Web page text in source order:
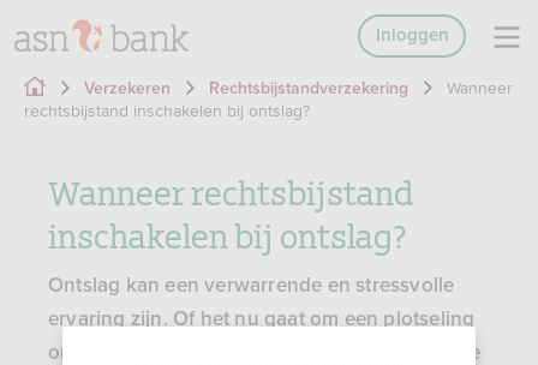
Inloggen
Verzekeren Rechtsbijstandverzekering
Wanneer
rechtsbijstand inschakelen bij ontslag?
Wanneer rechtsbijstand
inschakelen bij ontslag?
Ontslag kan een verwarrende en stressvolle
ervaring zijn. Of het nu gaat om een plotseling
ontslag, een reorganisatie of een conflict op de